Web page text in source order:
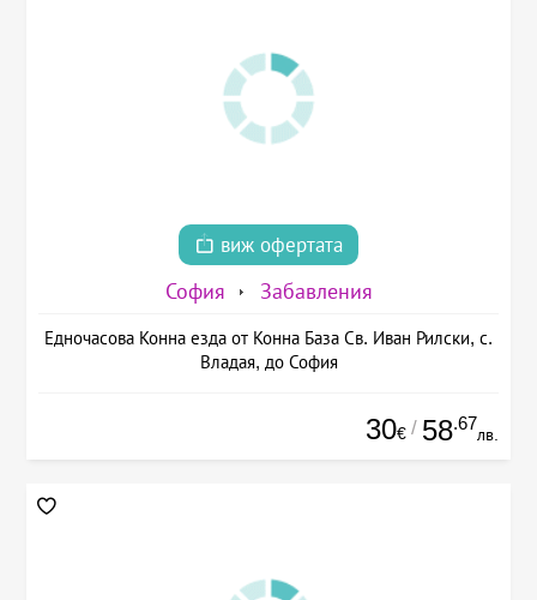
виж офертата
София Забавления
Едночасова Конна езда от Конна База Св. Иван Рилски, с.
Владая, до София
30€ / 58.67
лв.